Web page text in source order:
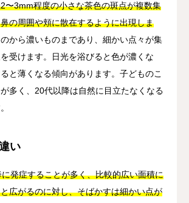
〜3mm程度の小さな茶色の斑点が複数集
の周囲や頬に散在するように出現しま
から濃いものまであり、細かい点々が集
受けます。日光を浴びると色が濃くな
と薄くなる傾向があります。子どものこ
多く、20代以降は自然に目立たなくなる
い
発症することが多く、比較的広い面積に
広がるのに対し、そばかすは細かい点が